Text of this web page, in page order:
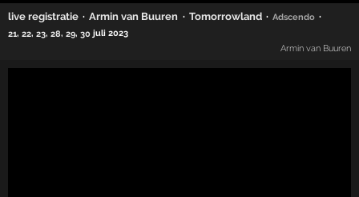
live registratie · Armin van Buuren · Tomorrowland · Adscendo ·
21,22,23,28,29,30 juli 2023
Armin van Buuren